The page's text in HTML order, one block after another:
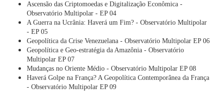
Ascensão das Criptomoedas e Digitalização Econômica -
Observatório Multipolar - EP 04
A Guerra na Ucrânia: Haverá um Fim? - Observatório Multipolar
- EP 05
Geopolítica da Crise Venezuelana - Observatório Multipolar EP 06
Geopolítica e Geo-estratégia da Amazônia - Observatório
Multipolar EP 07
Mudanças no Oriente Médio - Observatório Multipolar EP 08
Haverá Golpe na França? A Geopolítica Contemporânea da França
- Observatório Multipolar EP 09